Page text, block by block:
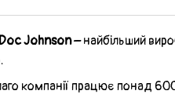
Johnson– найбільший
компанії працює понад